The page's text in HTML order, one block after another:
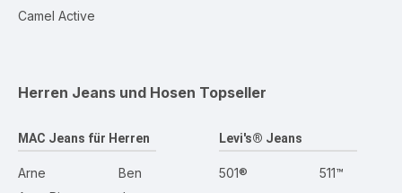
Camel Active
Herren Jeans und Hosen Topseller
MAC Jeans für Herren
Arne
Ben
Levi's® Jeans
501® 511™